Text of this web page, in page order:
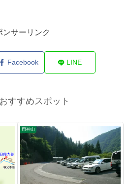
ンサーリンク
Facebook LINE
おすすめスポット
両神山